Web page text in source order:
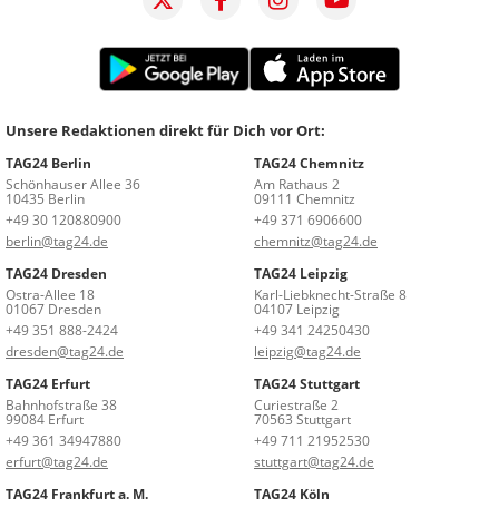
Unsere Redaktionen direkt für Dich vor Ort:
TAG24 Berlin
Schönhauser Allee 36
10435 Berlin
+49 30 120880900
berlin@tag24.de
TAG24 Chemnitz
Am Rathaus 2
09111 Chemnitz
+49 371 6906600
chemnitz@tag24.de
TAG24 Dresden
Ostra-Allee 18
01067 Dresden
+49 351 888-2424
dresden@tag24.de
TAG24 Leipzig
Karl-Liebknecht-Straße 8
04107 Leipzig
+49 341 24250430
leipzig@tag24.de
TAG24 Erfurt
Bahnhofstraße 38
99084 Erfurt
+49 361 34947880
erfurt@tag24.de
TAG24 Stuttgart
Curiestraße 2
70563 Stuttgart
+49 711 21952530
stuttgart@tag24.de
TAG24 Frankfurt a. M.
TAG24 Köln